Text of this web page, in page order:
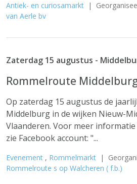
Antiek- en curiosamarkt |
van Aerle bv
Zaterdag 15 augustus -
Rommelroute
Op zaterdag 15 augustus de
Middelburg in de wijken Nieuw-
Vlaanderen. Voor meer
zie Facebook account: "...
Evenement , Rommelmarkt |
Rommelroute s op Walcheren ( f.b.)